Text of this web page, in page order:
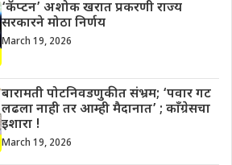
‘कॅप्टन’ अशोक खरात प्रकरणी राज्य
सरकारने मोठा निर्णय
March 19, 2026
बारामती पोटनिवडणुकीत संभ्रम; ‘पवार गट
लढला नाही तर आम्ही मैदानात’ ; काँग्रेसचा
इशारा !
March 19, 2026